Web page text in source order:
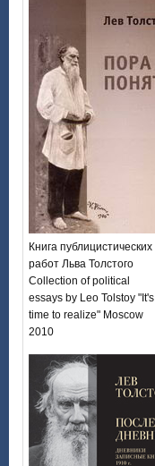
Книга публицистических
работ Льва Толстого
Collection of political
essays by Leo Tolstoy "It's
time to realize" Moscow
2010